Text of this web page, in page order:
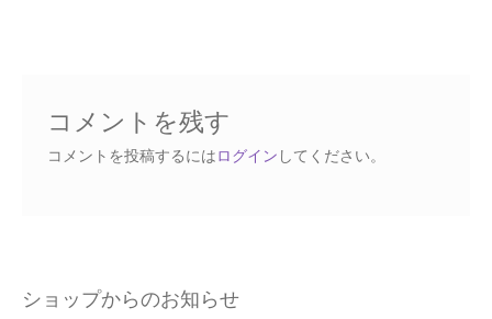
Affiliate Dashboard
Shipment Tracking
コメントを残す
コメントを投稿するにはログイン してください。
ショップからのお知らせ